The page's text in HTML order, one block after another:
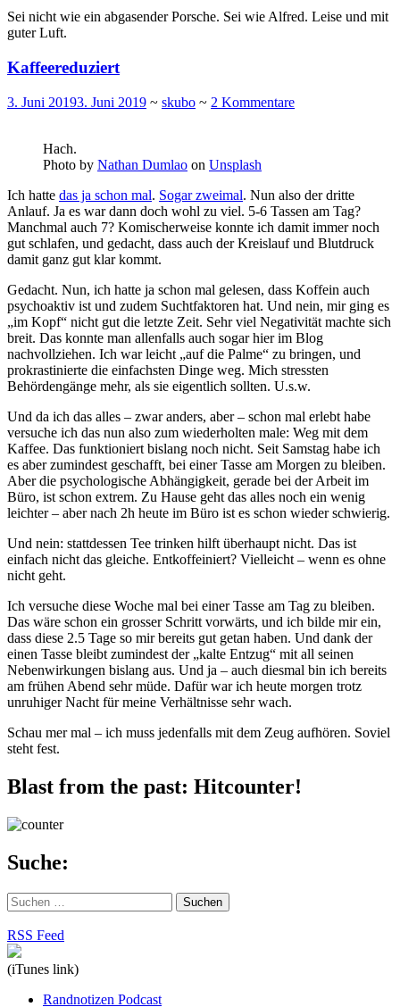
Sei nicht wie ein abgasender Porsche. Sei wie Alfred. Leise und mit
guter Luft.
Kaffeereduziert
3. Juni 20193. Juni 2019 ~ skubo ~ 2 Kommentare
Hach.
Photo by Nathan Dumlao on Unsplash
Ich hatte das ja schon mal. Sogar zweimal. Nun also der dritte
Anlauf. Ja es war dann doch wohl zu viel. 5-6 Tassen am Tag?
Manchmal auch 7? Komischerweise konnte ich damit immer noch
gut schlafen, und gedacht, dass auch der Kreislauf und Blutdruck
damit ganz gut klar kommt.
Gedacht. Nun, ich hatte ja schon mal gelesen, dass Koffein auch
psychoaktiv ist und zudem Suchtfaktoren hat. Und nein, mir ging es
„im Kopf“ nicht gut die letzte Zeit. Sehr viel Negativität machte sich
breit. Das konnte man allenfalls auch sogar hier im Blog
nachvollziehen. Ich war leicht „auf die Palme“ zu bringen, und
prokrastinierte die einfachsten Dinge weg. Mich stressten
Behördengänge mehr, als sie eigentlich sollten. U.s.w.
Und da ich das alles – zwar anders, aber – schon mal erlebt habe
versuche ich das nun also zum wiederholten male: Weg mit dem
Kaffee. Das funktioniert bislang noch nicht. Seit Samstag habe ich
es aber zumindest geschafft, bei einer Tasse am Morgen zu bleiben.
Aber die psychologische Abhängigkeit, gerade bei der Arbeit im
Büro, ist schon extrem. Zu Hause geht das alles noch ein wenig
leichter – aber nach 2h heute im Büro ist es schon wieder schwierig.
Und nein: stattdessen Tee trinken hilft überhaupt nicht. Das ist
einfach nicht das gleiche. Entkoffeiniert? Vielleicht – wenn es ohne
nicht geht.
Ich versuche diese Woche mal bei einer Tasse am Tag zu bleiben.
Das wäre schon ein grosser Schritt vorwärts, und ich bilde mir ein,
dass diese 2.5 Tage so mir bereits gut getan haben. Und dank der
einen Tasse bleibt zumindest der „kalte Entzug“ mit all seinen
Nebenwirkungen bislang aus. Und ja – auch diesmal bin ich bereits
am frühen Abend sehr müde. Dafür war ich heute morgen trotz
unruhiger Nacht für meine Verhältnisse sehr wach.
Schau mer mal – ich muss jedenfalls mit dem Zeug aufhören. Soviel
steht fest.
Blast from the past: Hitcounter!
Suche:
Suchen
nach:
RSS Feed
(iTunes link)
Randnotizen Podcast